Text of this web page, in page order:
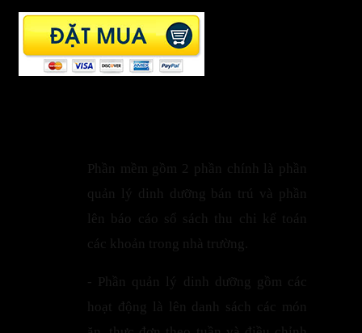
Phần mềm gồm 2 phần chính là phần
quản lý dinh dưỡng bán trú và phần
lên báo cáo sổ sách thu chi kế toán
các khoản trong nhà trường.
- Phần quản lý dinh dưỡng gồm các
hoạt động là lên danh sách các món